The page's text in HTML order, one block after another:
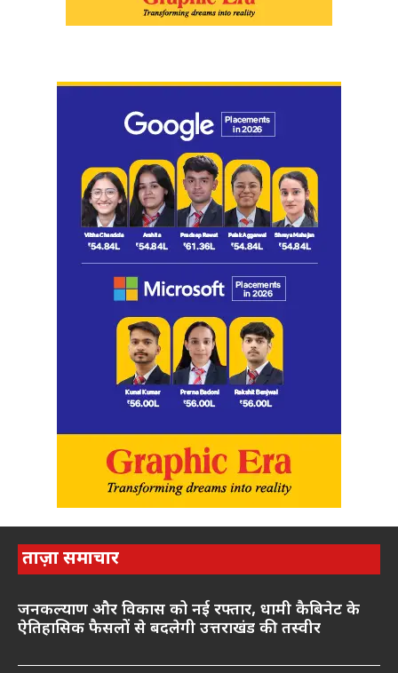
ताज़ा समाचार
जनकल्याण और विकास को नई रफ्तार, धामी कैबिनेट के
ऐतिहासिक फैसलों से बदलेगी उत्तराखंड की तस्वीर